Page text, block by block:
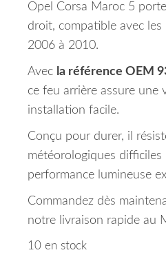
Opel Corsa Maroc 5
droit, compatible avec
2006 à 2010.
Avec la référence OEM
ce feu arrière assure une
installation facile.
Conçu pour durer, il
météorologiques difficiles
performance lumineuse
Commandez dès
notre livraison rapide au
10 en stock